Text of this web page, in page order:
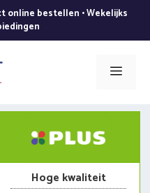
online bestellen • Wekelijks
Menu
Hoge kwaliteit